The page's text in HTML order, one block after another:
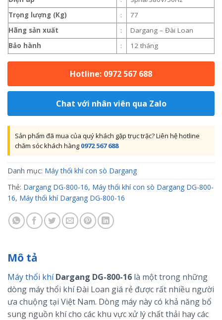
Trọng lượng (Kg)
:
77
Hãng sản xuất
:
Dargang – Đài Loan
Bảo hành
: 12 tháng
Hotline: 0972 567 688
Chat với nhân viên qua Zalo
Sản phẩm đã mua của quý khách gặp trục trặc? Liên hệ hotline
chăm sóc khách hàng 0972 567 688
Danh mục: Máy thổi khí con sò Dargang
Thẻ: Dargang DG-800-16, Máy thổi khí con sò Dargang DG-800-
16, Máy thổi khí Dargang DG-800-16
Mô tả
Máy thổi khí Dargang DG-800-16 là một trong những
dòng máy thổi khí Đài Loan giá rẻ được rất nhiều người
ưa chuộng tại Việt Nam. Dòng máy này có khả năng bổ
sung nguồn khí cho các khu vực xử lý chất thải hay các